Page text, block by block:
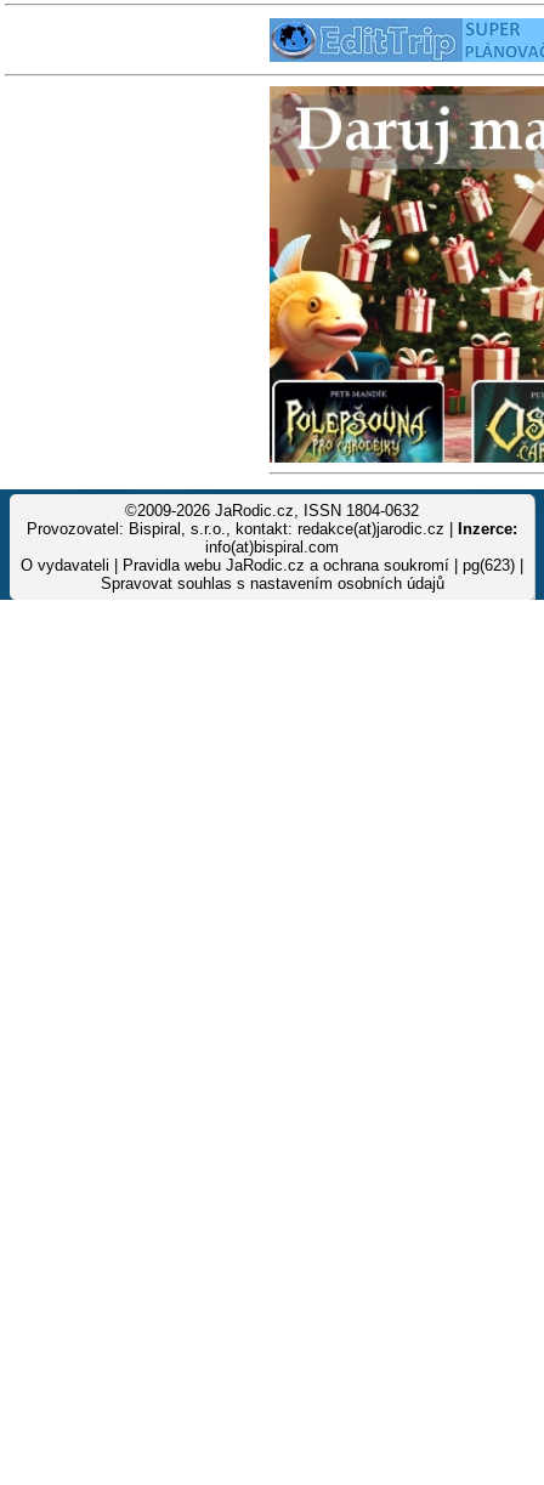
©2009-2026 JaRodic.cz, ISSN 1804-0632
Provozovatel: Bispiral, s.r.o., kontakt: redakce(at)jarodic.cz |
Inzerce:
info(at)bispiral.com
O vydavateli
Pravidla webu JaRodic.cz a ochrana soukromí | pg(623) |
Spravovat souhlas s nastavením osobních údajů